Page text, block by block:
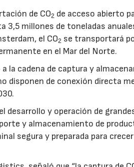
de CO2 de acceso abierto
3,5 millones de toneladas
el CO2 se transportará
en el Mar del Norte.
la cadena de captura y
disponen de conexión directa
desarrollo y operación de
y almacenamiento de
segura y preparada para crecer